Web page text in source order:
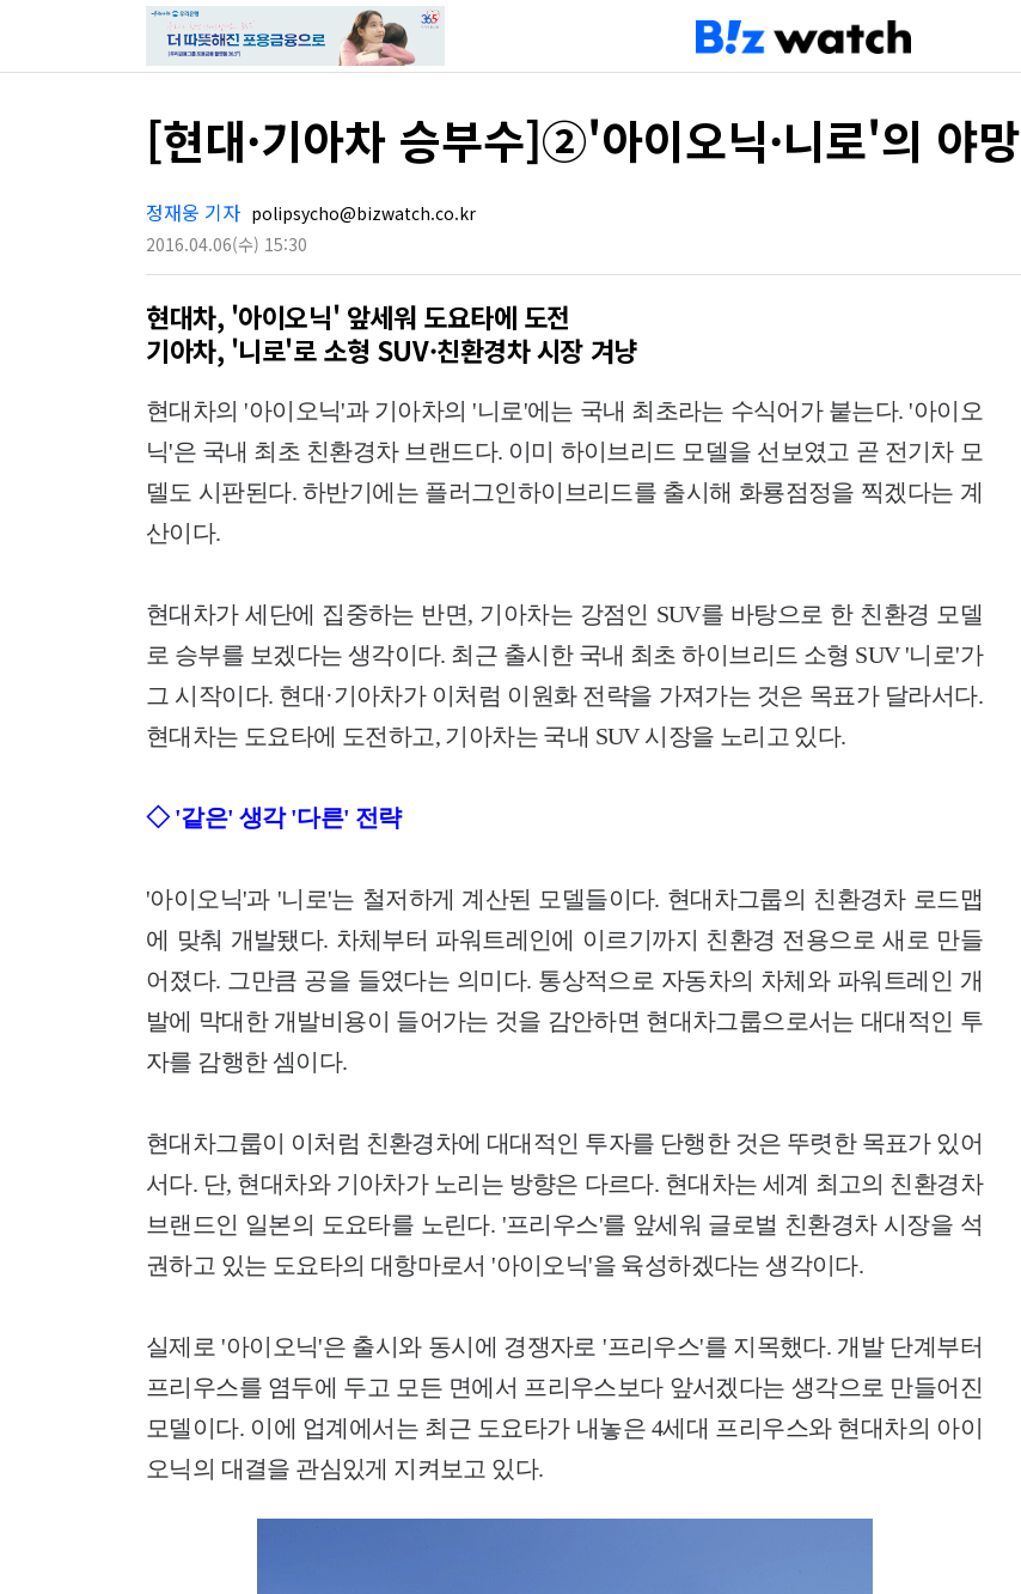
[현대·기아차 승부수]②'아이오닉·니로'의 야망
정재웅 기자 polipsycho@bizwatch.co.kr
2016.04.06(수) 15:30
현대차, '아이오닉' 앞세워 도요타에 도전
기아차, '니로'로 소형 SUV·친환경차 시장 겨냥
현대차의 '아이오닉'과 기아차의 '니로'에는 국내 최초라는 수식어가 붙는다. '아이오
닉'은 국내 최초 친환경차 브랜드다. 이미 하이브리드 모델을 선보였고 곧 전기차 모
델도 시판된다. 하반기에는 플러그인하이브리드를 출시해 화룡점정을 찍겠다는 계
산이다.
현대차가 세단에 집중하는 반면, 기아차는 강점인 SUV를 바탕으로 한 친환경 모델
로 승부를 보겠다는 생각이다. 최근 출시한 국내 최초 하이브리드 소형 SUV '니로'가
그 시작이다. 현대·기아차가 이처럼 이원화 전략을 가져가는 것은 목표가 달라서다.
현대차는 도요타에 도전하고, 기아차는 국내 SUV 시장을 노리고 있다.
◇ '같은' 생각 '다른' 전략
'아이오닉'과 '니로'는 철저하게 계산된 모델들이다. 현대차그룹의 친환경차 로드맵
에 맞춰 개발됐다. 차체부터 파워트레인에 이르기까지 친환경 전용으로 새로 만들
어졌다. 그만큼 공을 들였다는 의미다. 통상적으로 자동차의 차체와 파워트레인 개
발에 막대한 개발비용이 들어가는 것을 감안하면 현대차그룹으로서는 대대적인 투
자를 감행한 셈이다.
현대차그룹이 이처럼 친환경차에 대대적인 투자를 단행한 것은 뚜렷한 목표가 있어
서다. 단, 현대차와 기아차가 노리는 방향은 다르다. 현대차는 세계 최고의 친환경차
브랜드인 일본의 도요타를 노린다. '프리우스'를 앞세워 글로벌 친환경차 시장을 석
권하고 있는 도요타의 대항마로서 '아이오닉'을 육성하겠다는 생각이다.
실제로 '아이오닉'은 출시와 동시에 경쟁자로 '프리우스'를 지목했다. 개발 단계부터
프리우스를 염두에 두고 모든 면에서 프리우스보다 앞서겠다는 생각으로 만들어진
모델이다. 이에 업계에서는 최근 도요타가 내놓은 4세대 프리우스와 현대차의 아이
오닉의 대결을 관심있게 지켜보고 있다.